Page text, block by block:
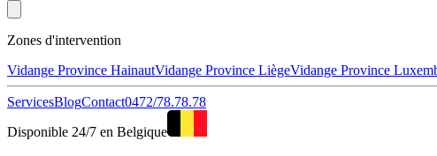
Zones d'intervention
Vidange Province HainautVidange Province LiègeVidange Province
ServicesBlogContact0472/78.78.78
Disponible 24/7 en Belgique